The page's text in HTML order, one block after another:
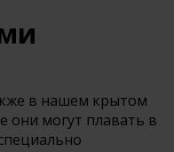
в нашем крытом
они могут плавать в